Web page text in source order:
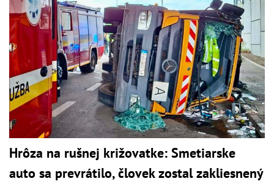
Hrôza na rušnej križovatke: Smetiarske
auto sa prevrátilo, človek zostal zakliesnený